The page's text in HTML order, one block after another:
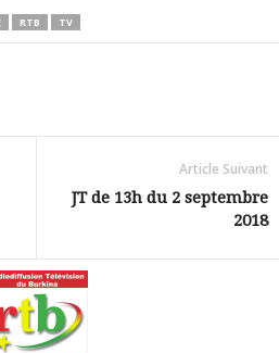
RTB TV
Article Suivant
JT de 13h du 2 septembre
2018